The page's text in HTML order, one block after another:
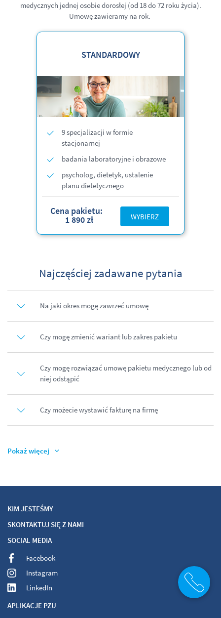
medycznych jednej osobie dorosłej (od 18 do 72 roku życia).
Umowę zawieramy na rok.
STANDARDOWY
9 specjalizacji w formie
stacjonarnej
badania laboratoryjne i obrazowe
psycholog, dietetyk, ustalenie
planu dietetycznego
Cena pakietu:
1 890 zł WYBIERZ
Najczęściej zadawane pytania
Na jaki okres mogę zawrzeć umowę
Czy mogę zmienić wariant lub zakres pakietu
Czy mogę rozwiązać umowę pakietu medycznego lub od
niej odstąpić
Czy możecie wystawić fakturę na firmę
Pokaż więcej
KIM JESTEŚMY
SKONTAKTUJ SIĘ Z NAMI
SOCIAL MEDIA
Facebook
Instagram
LinkedIn
APLIKACJE PZU